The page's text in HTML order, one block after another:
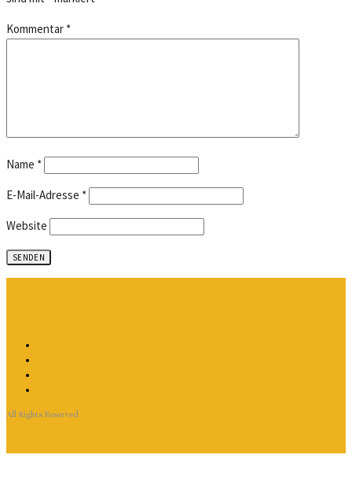
Kommentar *
Name *
E-Mail-Adresse *
Website
All Rights Reserved